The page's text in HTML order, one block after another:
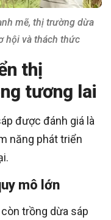
mẽ, thị trường dừa
hội và thách thức
thị
tương lai
được đánh giá là
năng phát triển
mô lớn
trồng dừa sáp